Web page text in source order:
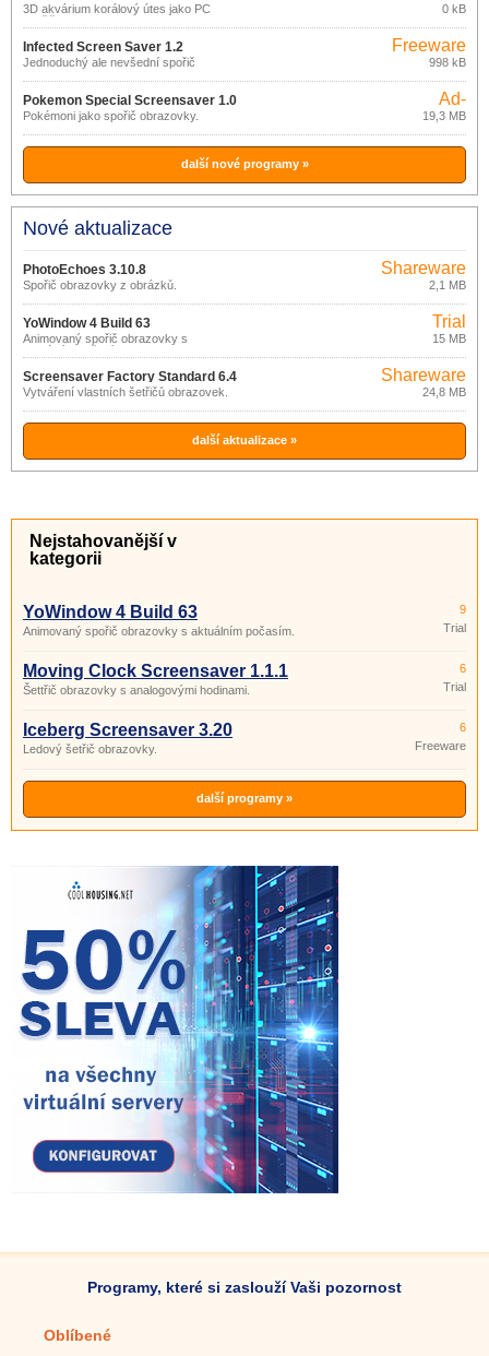
3D akvárium korálový útes jako PC
spořič obrazovky
0 kB
Infected Screen Saver 1.2
Jednoduchý ale nevšední spořič
Freeware
998 kB
Pokemon Special Screensaver 1.0
Pokémoni jako spořič obrazovky.
Ad-
supported
19,3 MB
další nové programy »
Nové aktualizace
PhotoEchoes 3.10.8
Spořič obrazovky z obrázků.
Shareware
2,1 MB
YoWindow 4 Build 63
Animovaný spořič obrazovky s
aktuálním počasím.
Trial
15 MB
Screensaver Factory Standard 6.4
Vytváření vlastních šetřičů obrazovek.
Shareware
24,8 MB
další aktualizace »
Nejstahovanější v
kategorii
YoWindow 4 Build 63
Animovaný spořič obrazovky s aktuálním počasím.
9
Trial
Moving Clock Screensaver 1.1.1
Šettřič obrazovky s analogovými hodinami.
6
Trial
Iceberg Screensaver 3.20
Ledový šetřič obrazovky.
6
Freeware
další programy »
Programy, které si zaslouží Vaši pozornost
Oblíbené